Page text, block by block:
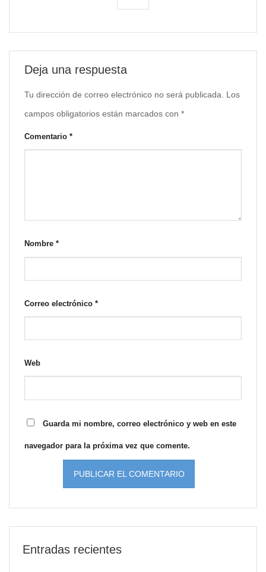
Deja una respuesta
Tu dirección de correo electrónico no será publicada.
Los
campos obligatorios están marcados con *
Comentario *
Nombre *
Correo electrónico *
Web
Guarda mi nombre, correo electrónico y web en este
navegador para la próxima vez que comente.
Entradas recientes